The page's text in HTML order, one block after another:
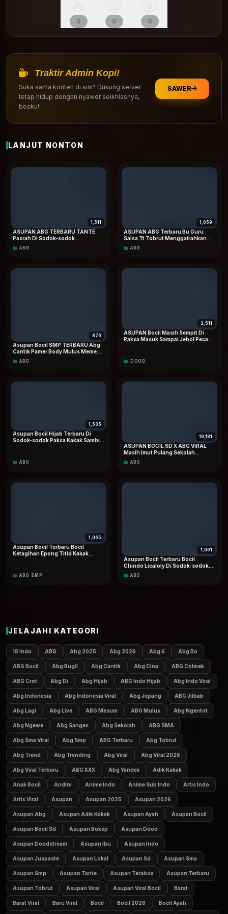
0 0 0
Traktir Admin Kopi!
Suka sama konten di sini? Dukung server
tetap hidup dengan nyawer seikhlasnya,
bosku!
SAWER
LANJUT NONTON
1,511
ASUPAN ABG TERBARU TANTE
Pasrah Di Sodok-sodok
Keponakan Saat Rumah Sepi Viral
Eksklusif Hd
ABG
1,059
ASUPAN ABG Terbaru Bu Guru
Salsa Tt Tobrut Menggairahkan
Special Dood Hd
ABG
876
Asupan Bocil SMP TERBARU Abg
Cantik Pamer Body Mulus Memew
Pink dan Masih Sempit Top
TRENDING On Social Media
ABG
2,511
ASUPAN Bocil Masih Sempit Di
Paksa Masuk Sampai Jebol Pecah
DOOD
1,535
Asupan Bocil Hijab Terbaru Di
Sodok-sodok Paksa Kakak Sambil
ABG
19,181
ASUPAN BOCIL SD X ABG VIRAL
Masih Imut Pulang Sekolah
Langsung Mesum Sama Teman
Kelasnya
ABG
1,065
Asupan Bocil Terbaru Bocil
Ketagihan Epong Titid Kakak
ABG SMP
1,061
Asupan Bocil Terbaru Bocil
Chindo Licaloly Di Sodok-sodok
Sampai Mentok Merintih Kesakitan
Minta Berhenti Viral Dood HD 4K
ABG
JELAJAHI KATEGORI
18 Indo ABG Abg 2025 Abg 2026 Abg 6 Abg Bo
ABG Bocil Abg Bugil Abg Cantik Abg Cina ABG Colmek
ABG Crot Abg Di Abg Hijab ABG Indo Hijab Abg Indo Viral
Abg Indonesia Abg Indonesia Viral Abg Jepang ABG Jilbab
Abg Lagi Abg Live ABG Mesum ABG Mulus Abg Ngentot
Abg Ngewe Abg Sanges Abg Sekolah ABG SMA
Abg Sma Viral Abg Smp ABG Terbaru Abg Tobrut
Abg Trend Abg Trending Abg Viral Abg Viral 2026
Abg Viral Terbaru ABG XXX Abg Yandex Adik Kakak
Anak Bocil Andini Anime Indo Anime Sub Indo Artis Indo
Artis Viral Asupan Asupan 2025 Asupan 2026
Asupan Abg Asupan Adik Kakak Asupan Ayah Asupan Bocil
Asupan Bocil Sd Asupan Bokep Asupan Dood
Asupan Doodstream Asupan Ibu Asupan Indo
Asupan Juspaste Asupan Lokal Asupan Sd Asupan Sma
Asupan Smp Asupan Tante Asupan Terabox Asupan Terbaru
Asupan Tobrut Asupan Viral Asupan Viral Bocil Barat
Barat Viral Baru Viral Bocil Bocil 2026 Bocil Ayah